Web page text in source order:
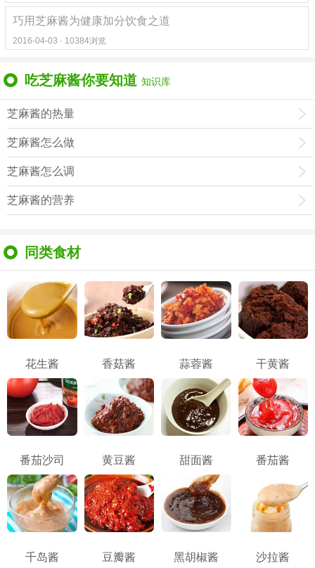
巧用芝麻酱为健康加分饮食之道
2016-04-03 · 10384浏览
吃芝麻酱你要知道 知识库
芝麻酱的热量
芝麻酱怎么做
芝麻酱怎么调
芝麻酱的营养
同类食材
花生酱 香菇酱 蒜蓉酱 干黄酱
番茄沙司 黄豆酱 甜面酱 番茄酱
千岛酱 豆瓣酱 黑胡椒酱 沙拉酱